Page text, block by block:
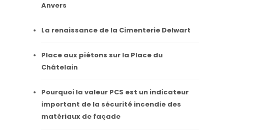
Anvers
La renaissance de la Cimenterie Delwart
Place aux piétons sur la Place du
Châtelain
Pourquoi la valeur PCS est un indicateur
important de la sécurité incendie des
matériaux de façade